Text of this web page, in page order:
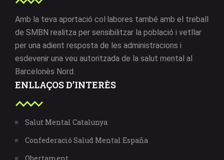
Amb la teva aportació col·labores també amb el treball
de SMBN realitza per sensibilitzar la població i vetllar
per una adient resposta de les administracions i
esdevenir una veu autoritzada de la salut mental al
Barcelonès Nord.
ENLLAÇOS D’INTERÈS
Salut Mental Catalunya
Confederació Salud Mental España